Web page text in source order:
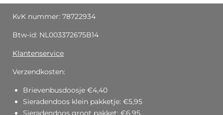
KvK nummer: 78722934
Btw-id: NL003372675B14
Klantenservice
Verzendkosten:
Brievenbusdoosje €4,40
Sieradendoos klein pakketje: €5,95
Sieradendoos groot pakket: €6,95